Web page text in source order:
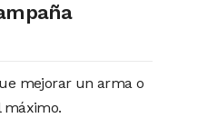
mejorar un arma o
máximo.